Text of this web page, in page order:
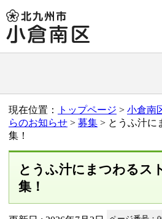
現在位置： トップページ > 小倉南
らのお知らせ > 募集 > とうふ汁に
集！
とうふ汁にまつわるス
集！